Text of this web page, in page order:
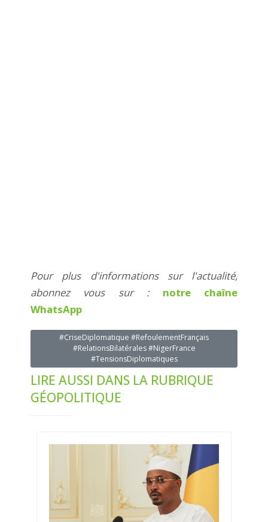
Pour plus d'informations sur l'actualité,
abonnez vous sur : notre chaîne
WhatsApp
#CriseDiplomatique #RefoulementFrançais
#RelationsBilatérales #NigerFrance
#TensionsDiplomatiques
LIRE AUSSI DANS LA RUBRIQUE
GÉOPOLITIQUE